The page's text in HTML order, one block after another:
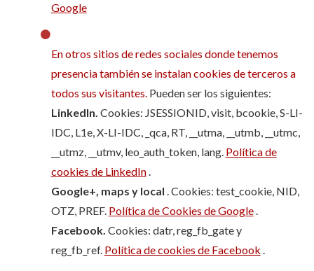
Google
En otros sitios de redes sociales donde tenemos
presencia también se instalan cookies de terceros a
todos sus visitantes.Pueden ser los siguientes:
LinkedIn. Cookies: JSESSIONID, visit, bcookie, S-LI-
IDC, L1e, X-LI-IDC, _qca, RT, __utma, __utmb, __utmc,
__utmz, __utmv, leo_auth_token, lang. Política de
cookies de LinkedIn.
Google+, maps y local . Cookies: test_cookie, NID,
OTZ, PREF. Política de Cookies de Google.
Facebook. Cookies: datr, reg_fb_gate y
reg_fb_ref. Política de cookies de Facebook .